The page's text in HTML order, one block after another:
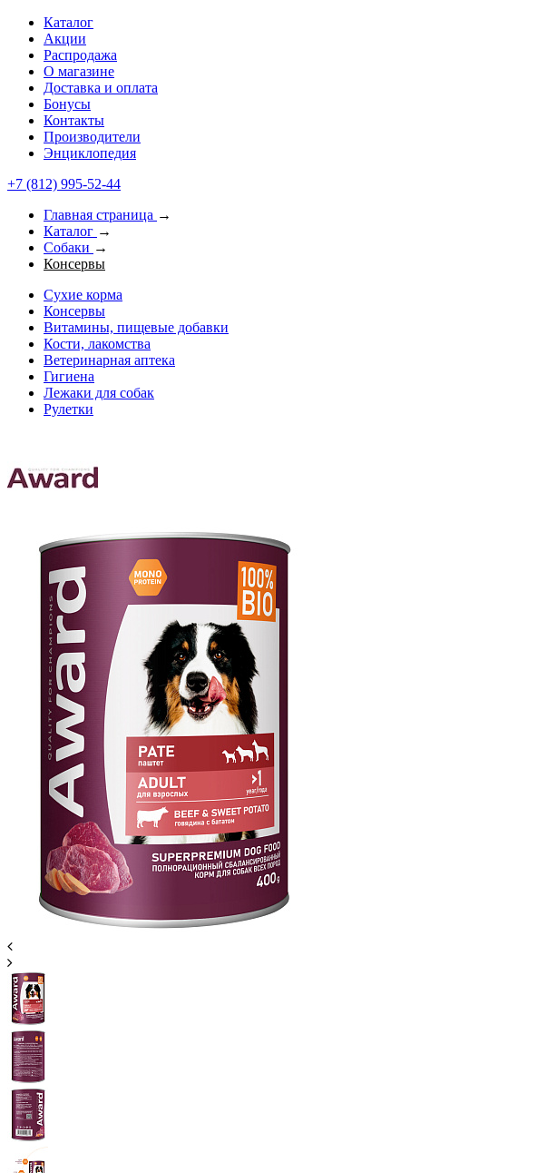
Каталог
Акции
Распродажа
О магазине
Доставка и оплата
Бонусы
Контакты
Производители
Энциклопедия
+7 (812) 995-52-44
Главная страница →
Каталог →
Собаки →
Консервы
Сухие корма
Консервы
Витамины, пищевые добавки
Кости, лакомства
Ветеринарная аптека
Гигиена
Лежаки для собак
Рулетки